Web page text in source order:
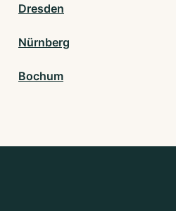
Dresden
Nürnberg
Bochum